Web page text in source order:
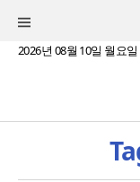
2026년 08월 10일 월요일